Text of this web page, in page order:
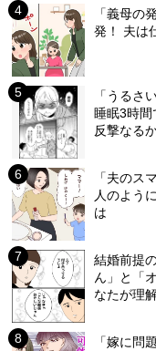
「義母の
発！ 夫は
「うるさ
睡眠3時
反撃なる
「夫のス
人のよう
は
結婚前提
ん」と「
なたが理
「嫁に問